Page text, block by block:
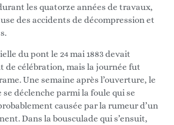
les quatorze années de travaux,
des accidents de décompression et
du pont le 24 mai 1883 devait
de célébration, mais la journée fut
Une semaine après l’ouverture, le
déclenche parmi la foule qui se
causée par la rumeur d’un
Dans la bousculade qui s’ensuit,